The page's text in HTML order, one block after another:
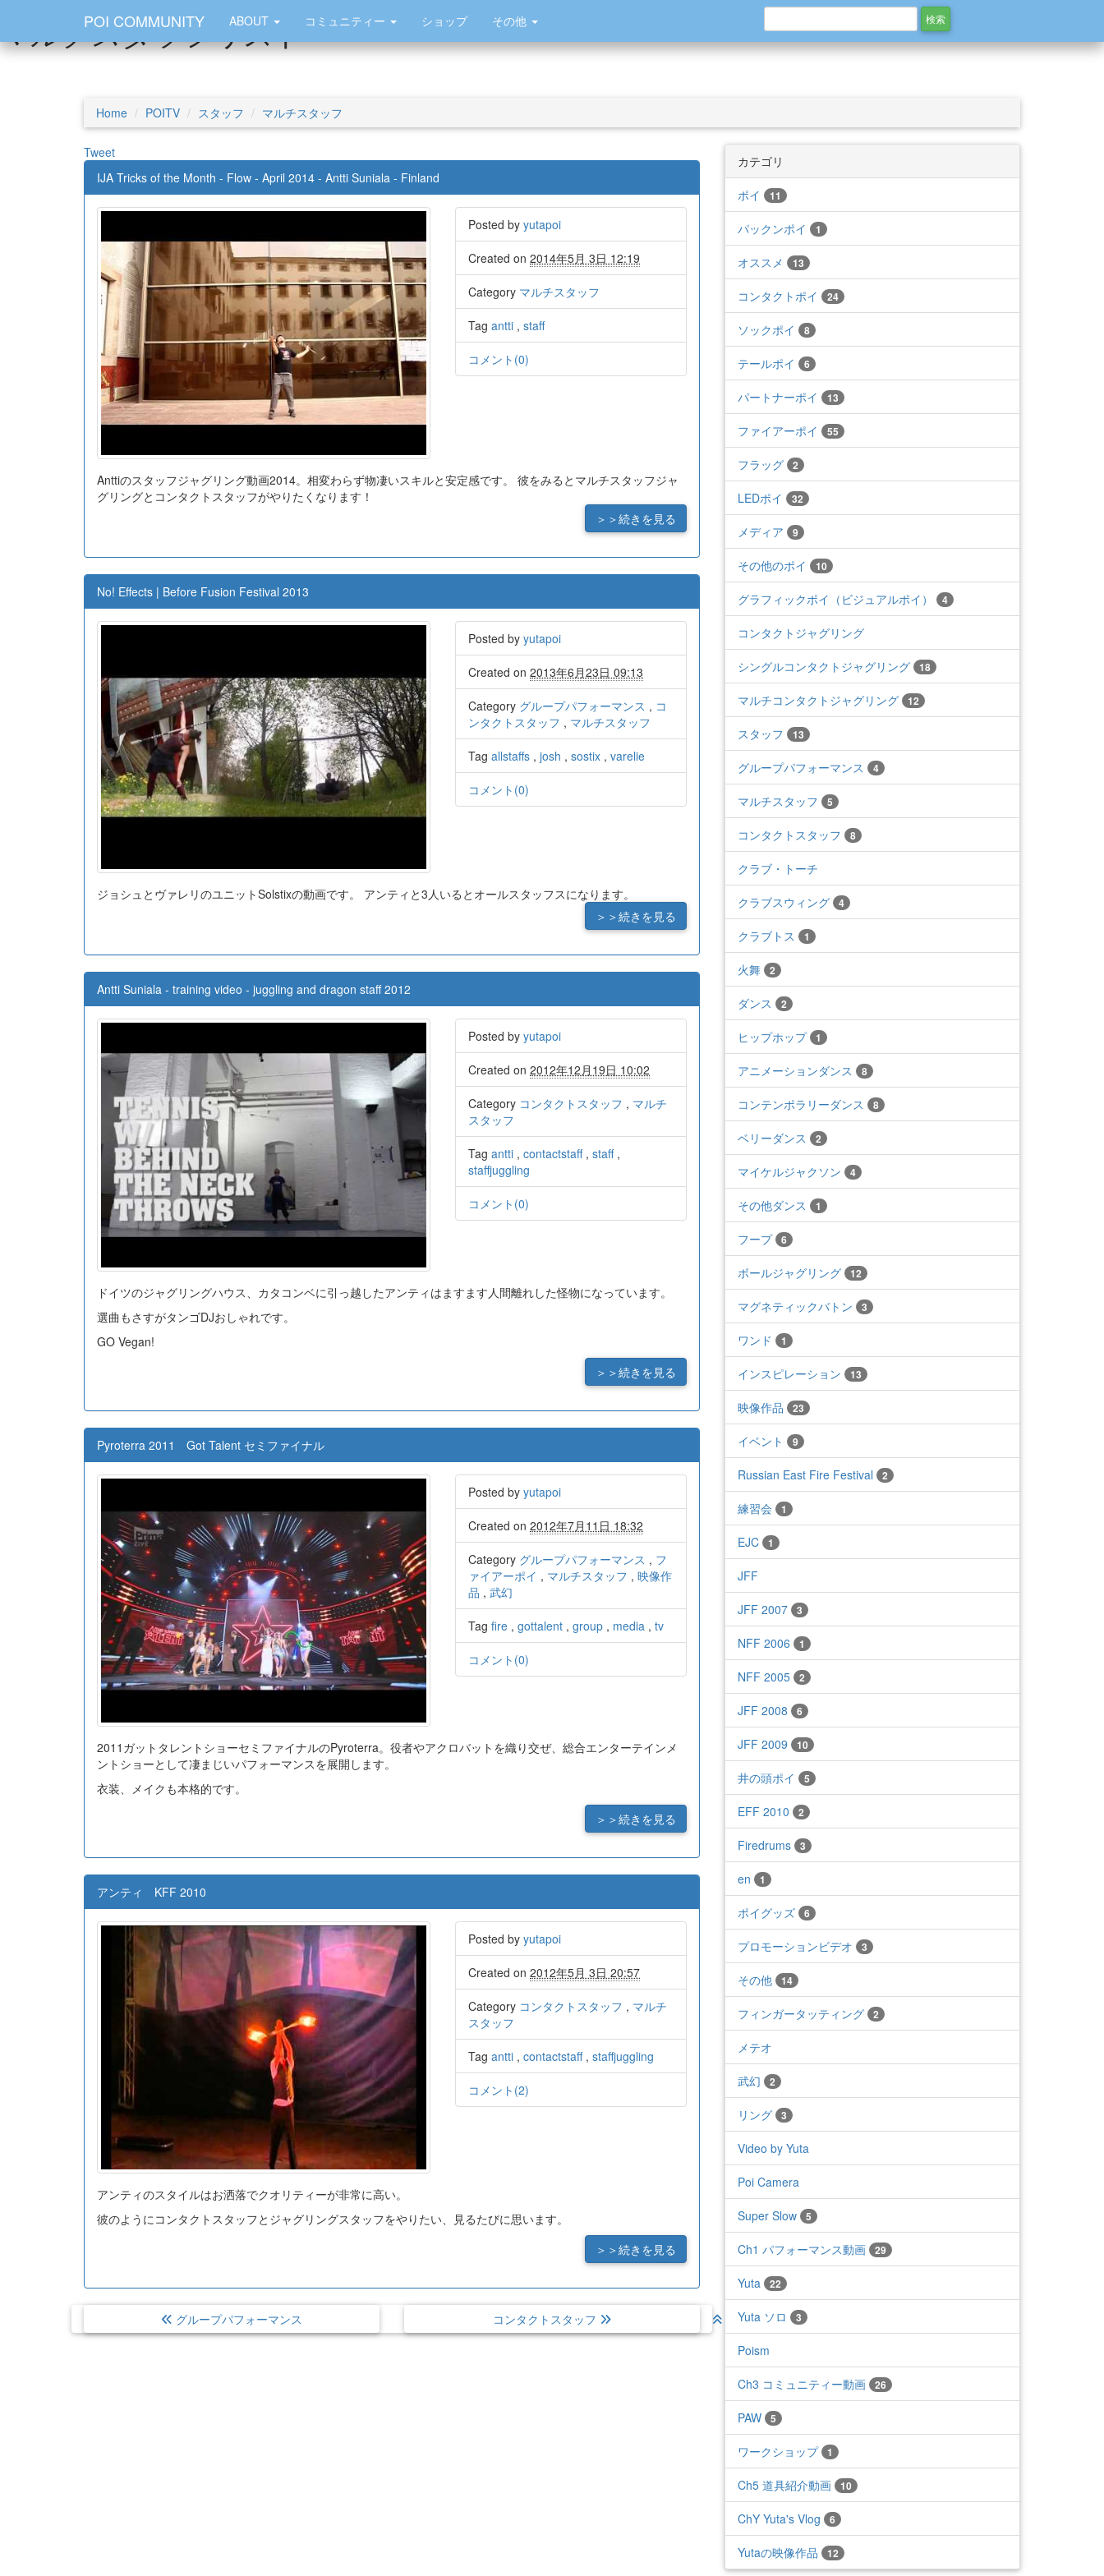
POI COMMUNITY ABOUT コミュニティー ショップ その他
マルチスタッフリスト
Home POITV スタッフ マルチスタッフ
Tweet
IJA Tricks of the Month - Flow - April 2014 - Antti Suniala - Finland
Posted byyutapoi
Created on2014年5月 3日 12:19
Category マルチスタッフ
Tagantti ,staff
コメント(0)
Anttiのスタッフジャグリング動画2014。相変わらず物凄いスキルと安定感です。 彼をみるとマルチスタッフジャ
グリングとコンタクトスタッフがやりたくなります！
＞＞続きを見る
No! Effects | Before Fusion Festival 2013
Posted byyutapoi
Created on2013年6月23日 09:13
Category グループパフォーマンス , コ
ンタクトスタッフ , マルチスタッフ
Tagallstaffs ,josh ,sostix ,varelie
コメント(0)
ジョシュとヴァレリのユニットSolstixの動画です。 アンティと3人いるとオールスタッフスになります。
＞＞続きを見る
Antti Suniala - training video - juggling and dragon staff 2012
Posted byyutapoi
Created on2012年12月19日 10:02
Category コンタクトスタッフ , マルチ
スタッフ
Tagantti ,contactstaff ,staff ,
staffjuggling
コメント(0)
ドイツのジャグリングハウス、カタコンベに引っ越したアンティはますます人間離れした怪物になっています。
選曲もさすがタンゴDJおしゃれです。
GO Vegan!
＞＞続きを見る
Pyroterra 2011 Got Talent セミファイナル
Posted byyutapoi
Created on2012年7月11日 18:32
Category グループパフォーマンス , フ
ァイアーポイ , マルチスタッフ ,映像作
品 ,武幻
Tagfire ,gottalent ,group , media ,tv
コメント(0)
2011ガットタレントショーセミファイナルのPyroterra。役者やアクロバットを織り交ぜ、総合エンターテインメ
ントショーとして凄まじいパフォーマンスを展開します。
衣装、メイクも本格的です。
＞＞続きを見る
アンティ KFF 2010
Posted byyutapoi
Created on2012年5月 3日 20:57
Category コンタクトスタッフ , マルチ
スタッフ
Tagantti ,contactstaff ,staffjuggling
コメント(2)
アンティのスタイルはお洒落でクオリティーが非常に高い。
彼のようにコンタクトスタッフとジャグリングスタッフをやりたい、見るたびに思います。
＞＞続きを見る
グループパフォーマンス コンタクトスタッフ トップへ
カテゴリ
ポイ 11
パックンポイ 1
オススメ 13
コンタクトポイ 24
ソックポイ 8
テールポイ 6
パートナーポイ 13
ファイアーポイ 55
フラッグ 2
LEDポイ 32
メディア 9
その他のポイ 10
グラフィックポイ（ビジュアルポイ） 4
コンタクトジャグリング
シングルコンタクトジャグリング 18
マルチコンタクトジャグリング 12
スタッフ 13
グループパフォーマンス 4
マルチスタッフ 5
コンタクトスタッフ 8
クラブ・トーチ
クラブスウィング 4
クラブトス 1
火舞 2
ダンス 2
ヒップホップ 1
アニメーションダンス 8
コンテンポラリーダンス 8
ベリーダンス 2
マイケルジャクソン 4
その他ダンス 1
フープ 6
ボールジャグリング 12
マグネティックバトン 3
ワンド 1
インスピレーション 13
映像作品 23
イベント 9
Russian East Fire Festival 2
練習会 1
EJC 1
JFF
JFF 2007 3
NFF 2006 1
NFF 2005 2
JFF 2008 6
JFF 2009 10
井の頭ポイ 5
EFF 2010 2
Firedrums 3
en 1
ポイグッズ 6
プロモーションビデオ 3
その他 14
フィンガータッティング 2
メテオ
武幻 2
リング 3
Video by Yuta
Poi Camera
Super Slow 5
Ch1 パフォーマンス動画 29
Yuta 22
Yuta ソロ 3
Poism
Ch3 コミュニティー動画 26
PAW 5
ワークショップ 1
Ch5 道具紹介動画 10
ChY Yuta's Vlog 6
Yutaの映像作品 12